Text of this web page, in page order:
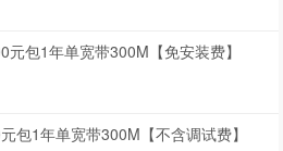
元包1年单宽带300M【免安装费】
包1年单宽带300M【不含调试费】